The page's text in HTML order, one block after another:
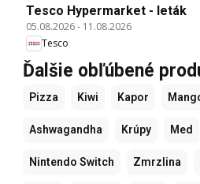
Tesco Hypermarket - leták
05.08.2026- 11.08.2026
Tesco
Ďalšie obľúbené
Pizza Kiwi Kapor
Ashwagandha Krúpy Med
Nintendo Switch Zmrzlina